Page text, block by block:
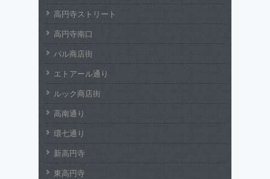
高円寺ストリート
高円寺南口
パル商店街
エトアール通り
ルック商店街
高南通り
環七通り
新高円寺
東高円寺